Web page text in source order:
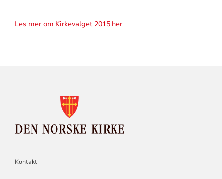
Les mer om Kirkevalget 2015 her
NORSKE
KIRKE
Kontakt